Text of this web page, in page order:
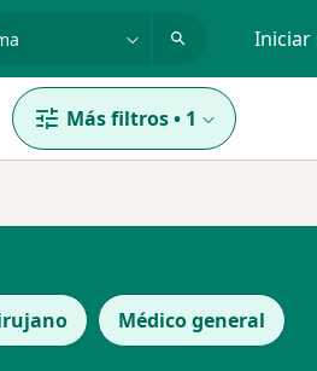
Iniciar
Más filtros• 1
Médico general